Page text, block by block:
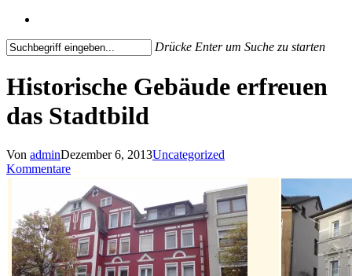
Drücke Enter um Suche zu starten
Search
Historische Gebäude erfreuen
das Stadtbild
Von adminDezember 6, 2013Uncategorized
Kommentare